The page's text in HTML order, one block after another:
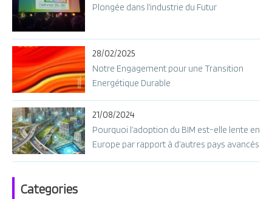
Plongée dans l’industrie du Futur
28/02/2025
Notre Engagement pour une Transition
Energétique Durable
21/08/2024
Pourquoi l’adoption du BIM est-elle lente en
Europe par rapport à d’autres pays avancés
Categories